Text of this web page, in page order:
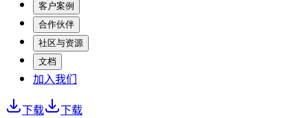
客户案例
合作伙伴
社区与资源
文档
加入我们
下载
下载